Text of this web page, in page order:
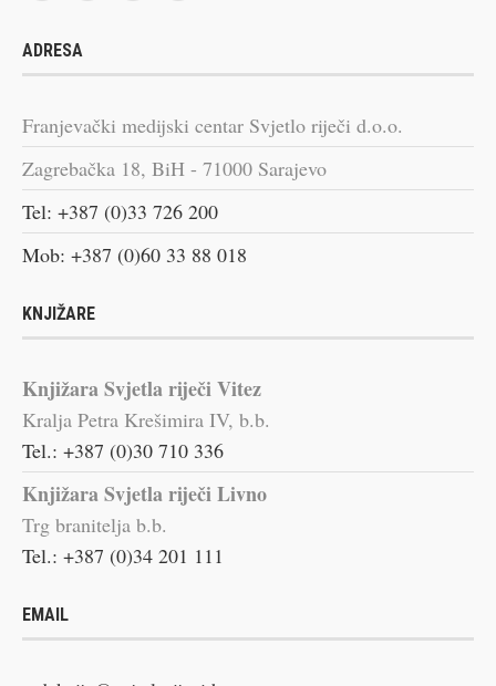
ADRESA
Franjevački medijski centar Svjetlo riječi d.o.o.
Zagrebačka 18, BiH - 71000 Sarajevo
Tel: +387 (0)33 726 200
Mob: +387 (0)60 33 88 018
KNJIŽARE
Knjižara Svjetla riječi Vitez
Kralja Petra Krešimira IV, b.b.
Tel.: +387 (0)30 710 336
Knjižara Svjetla riječi Livno
Trg branitelja b.b.
Tel.: +387 (0)34 201 111
EMAIL